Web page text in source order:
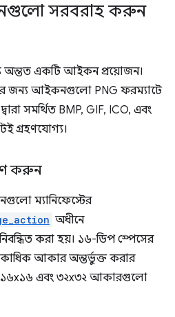
সরবরাহ করুন
অন্তত একটি আইকন প্রয়োজন।
জন্য আইকনগুলো PNG ফরম্যাটে
সমর্থিত BMP, GIF, ICO, এবং
গ্রহণযোগ্য।
করুন
ম্যানিফেস্টের
অধীনে
করা হয়। ১৬-ডিপ স্পেসের
আকার অন্তর্ভুক্ত করার
১৬x১৬ এবং ৩২x৩২ আকারগুলো